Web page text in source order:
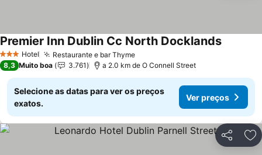
3 EstrelasHotel Restaurante e bar ThymeVer preços
Premier Inn Dublin Cc North DocklandsVer
8,3 Muito boa 3.761 a 2.0 km de O Connell Street
Selecione as datas para ver os preços
exatos.
Ver preços
Partilhar